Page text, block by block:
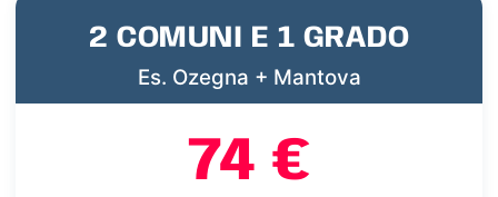
2 COMUNI E 1 GRADO
Es. Ozegna + Mantova
74 €